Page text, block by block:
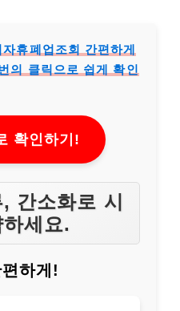
휴폐업조회 간편하게
의 클릭으로 쉽게 확인
확인하기!
간소화로 시
세요.
하게!